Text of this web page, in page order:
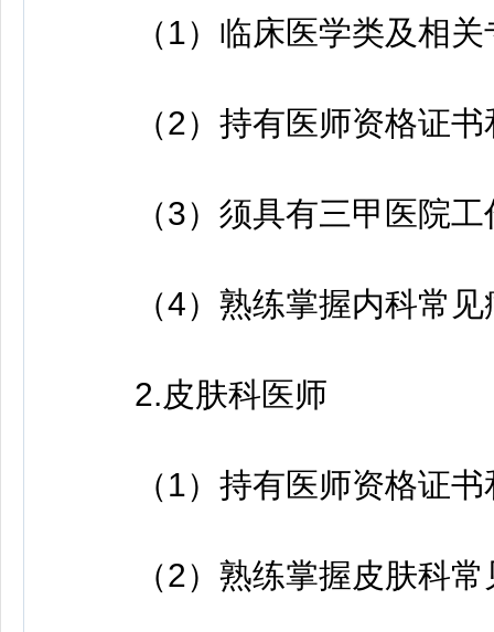
（1）临床医学类及相关
（2）持有医师资格证书
（3）须具有三甲医院工
（4）熟练掌握内科常见
2.皮肤科医师
（1）持有医师资格证书
（2）熟练掌握皮肤科常